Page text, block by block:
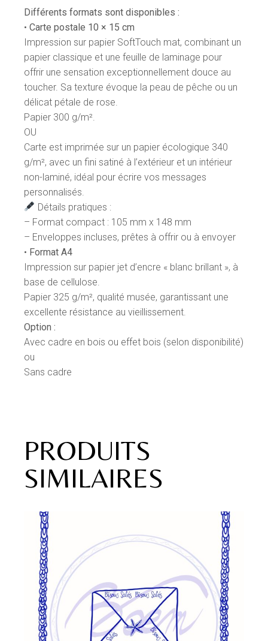
Différents formats sont disponibles :
•Carte postale 10 × 15 cm
Impression sur papier SoftTouch mat, combinant un
papier classique et une feuille de laminage pour
offrir une sensation exceptionnellement douce au
toucher. Sa texture évoque la peau de pêche ou un
délicat pétale de rose.
Papier 300 g/m².
OU
Carte est imprimée sur un papier écologique 340
g/m², avec un fini satiné à l’extérieur et un intérieur
non-laminé, idéal pour écrire vos messages
personnalisés.
Détails pratiques :
– Format compact : 105 mm x 148 mm
– Enveloppes incluses, prêtes à offrir ou à envoyer
• Format A4
Impression sur papier jet d’encre « blanc brillant », à
base de cellulose.
Papier 325 g/m², qualité musée, garantissant une
excellente résistance au vieillissement.
Option :
Avec cadre en bois ou effet bois (selon disponibilité)
ou
Sans cadre
PRODUITS
SIMILAIRES